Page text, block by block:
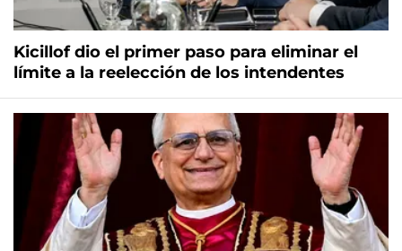
Kicillof dio el primer paso para eliminar el
límite a la reelección de los intendentes